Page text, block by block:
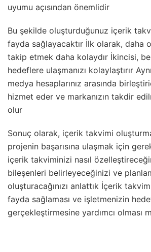
uyumu açısından önemlidir
Bu şekilde oluşturduğunuz içerik
fayda sağlayacaktır İlk olarak, daha
takip etmek daha kolaydır İkincisi,
hedeflere ulaşmanızı kolaylaştırır
medya hesaplarınız arasında
hizmet eder ve markanızın takdir
olur
Sonuç olarak, içerik takvimi
projenin başarısına ulaşmak için
içerik takviminizi nasıl
bileşenleri belirleyeceğinizi ve
oluşturacağınızı anlattık İçerik
fayda sağlaması ve işletmenizin
gerçekleştirmesine yardımcı olması